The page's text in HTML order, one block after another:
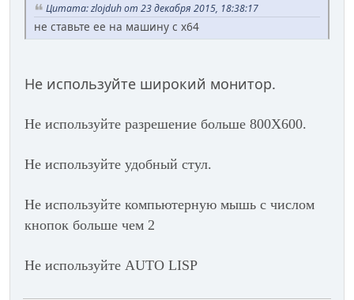
Цитата: zlojduh от 23 декабря 2015, 18:38:17
не ставьте ее на машину с х64
Не используйте широкий монитор.
Не используйте разрешение больше 800Х600.
Не используйте удобный стул.
Не используйте компьютерную мышь с числом
кнопок больше чем 2
Не используйте AUTO LISP